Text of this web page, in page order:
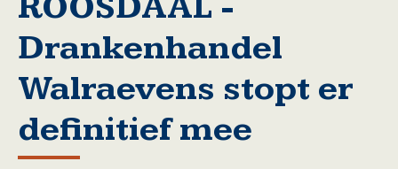
Drankenhandel
Walraevens stopt er
definitief mee